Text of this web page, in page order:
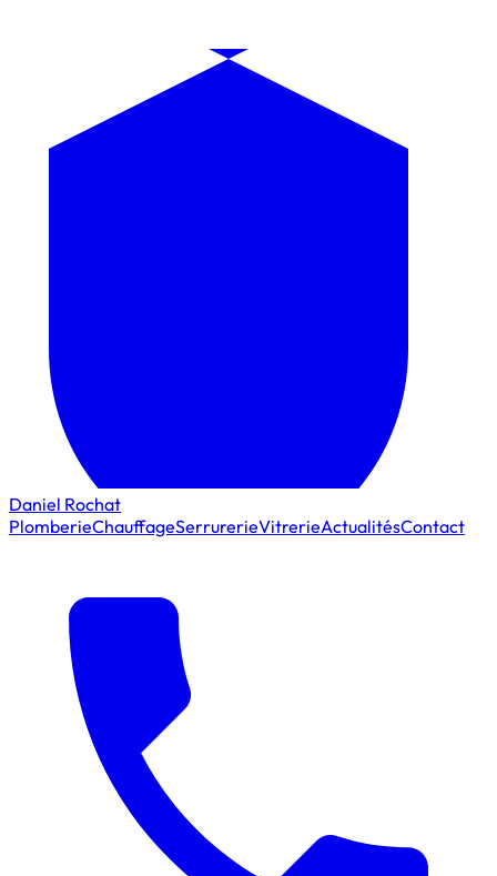
Daniel Rochat
PlomberieChauffageSerrurerieVitrerieActualitésContact